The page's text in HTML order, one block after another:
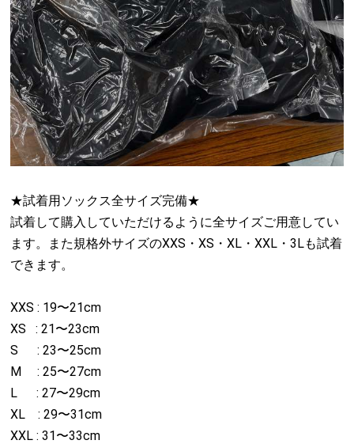
★試着用ソックス全サイズ完備★
試着して購入していただけるように全サイズご用意してい
ます。また規格外サイズのXXS・XS・XL・XXL・3Lも試着
できます。
XXS : 19〜21cm
XS : 21〜23cm
S : 23〜25cm
M : 25〜27cm
L : 27〜29cm
XL : 29〜31cm
XXL : 31〜33cm